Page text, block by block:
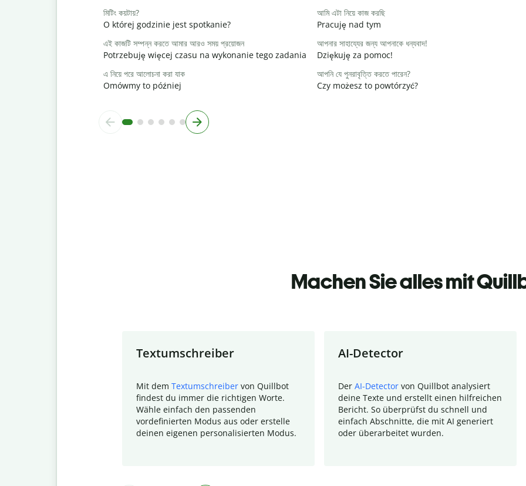
মিটিং কয়টায়?
O której godzinie jest spotkanie?
আমি এটা নিয়ে কাজ করছি
Pracuję nad tym
এই কাজটি সম্পন্ন করতে আমার আরও সময় প্রয়োজন
Potrzebuję więcej czasu na wykonanie tego zadania
আপনার সাহায্যের জন্য আপনাকে ধন্যবাদ!
Dziękuję za pomoc!
এ নিয়ে পরে আলোচনা করা যাক
Omówmy to później
আপনি যে পুনরাবৃত্তি করতে পারেন?
Czy możesz to powtórzyć?
Machen Sie alles mit
Textumschreiber
Mit dem Textumschreiber von Quillbot
findest du immer die richtigen Worte.
Wähle einfach den passenden
vordefinierten Modus aus oder erstelle
deinen eigenen personalisierten Modus.
AI-Detector
Der AI-Detector von Quillbot analysiert
deine Texte und erstellt einen hilfreichen
Bericht. So überprüfst du schnell und
einfach Abschnitte, die mit AI generiert
oder überarbeitet wurden.